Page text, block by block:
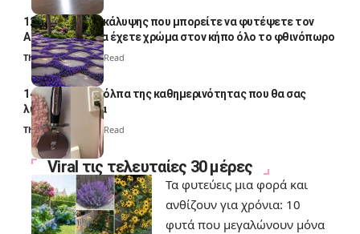
12 φυτά εδαφοκάλυψης που μπορείτε να φυτέψετε τον
Αύγουστο για να έχετε χρώμα στον κήπο όλο το φθινόπωρο
Thali Ombre7 Min Read
14 πανέξυπνα κόλπα της καθημερινότητας που θα σας
λύσουν τα χέρια
Thali Ombre 6 Min Read
Viral τις τελευταίες 30 μέρες
Τα φυτεύεις μια φορά και
ανθίζουν για χρόνια: 10
φυτά που μεγαλώνουν μόνα